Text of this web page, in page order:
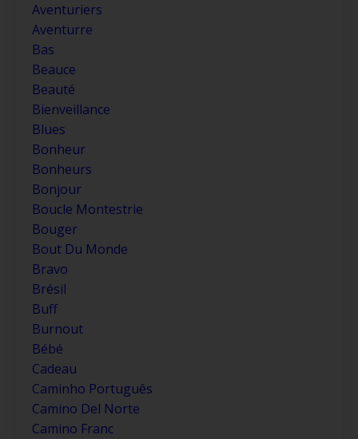
Aventuriers
Aventurre
Bas
Beauce
Beauté
Bienveillance
Blues
Bonheur
Bonheurs
Bonjour
Boucle Montestrie
Bouger
Bout Du Monde
Bravo
Brésil
Buff
Burnout
Bébé
Cadeau
Caminho Português
Camino Del Norte
Camino Franc